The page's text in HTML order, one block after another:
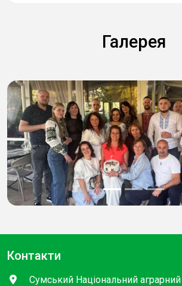
Галерея
Previous
Контакти
Сумський Національний аграрний